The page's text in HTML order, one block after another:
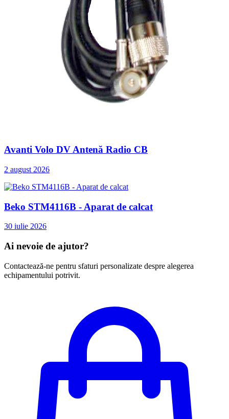
Avanti Volo DV Antenă Radio CB
2 august 2026
Beko STM4116B - Aparat de calcat
30 iulie 2026
Ai nevoie de ajutor?
Contactează-ne pentru sfaturi personalizate despre alegerea
echipamentului potrivit.